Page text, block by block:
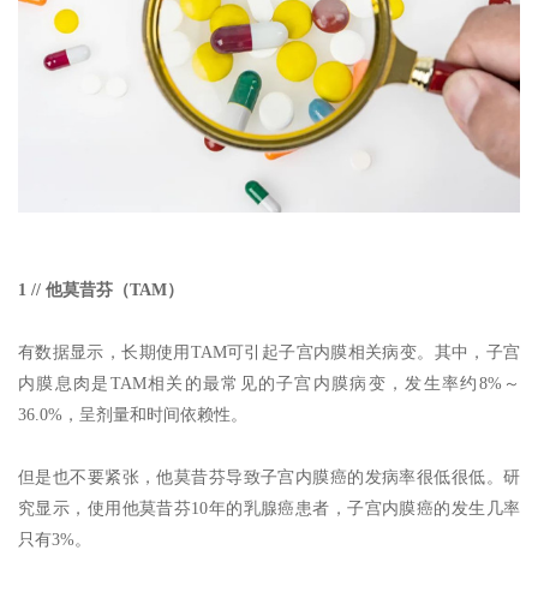
1 // 他莫昔芬（TAM）
有数据显示，长期使用TAM可引起子宫内膜相关病变。其中，子宫
内膜息肉是TAM相关的最常见的子宫内膜病变，发生率约8%～
36.0%，呈剂量和时间依赖性。
但是也不要紧张，他莫昔芬导致子宫内膜癌的发病率很低很低。研
究显示，使用他莫昔芬10年的乳腺癌患者，子宫内膜癌的发生几率
只有3%。